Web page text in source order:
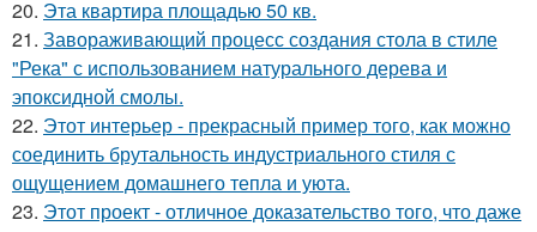
20. Эта квартира площадью 50 кв.
21. Завораживающий процесс создания стола в стиле
"Река" с использованием натурального дерева и
эпоксидной смолы.
22. Этот интерьер - прекрасный пример того, как можно
соединить брутальность индустриального стиля с
ощущением домашнего тепла и уюта.
23. Этот проект - отличное доказательство того, что даже